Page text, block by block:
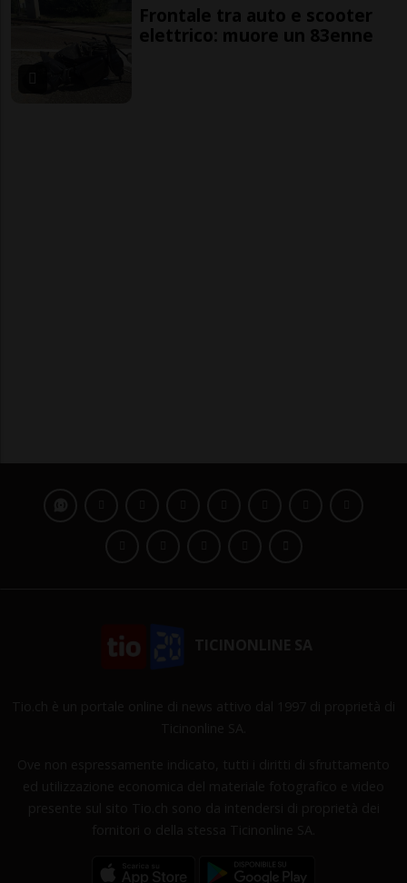
Frontale tra auto e scooter
elettrico: muore un 83enne